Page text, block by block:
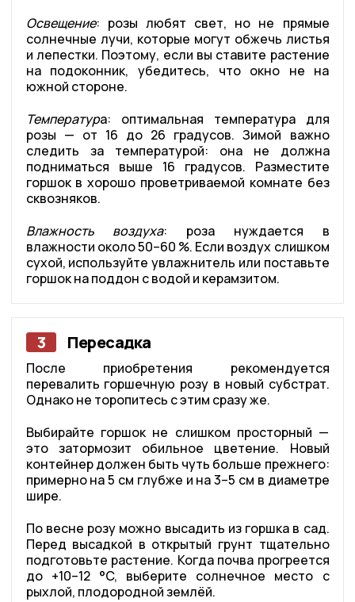
Освещение: розы любят свет, но не прямые
солнечные лучи, которые могут обжечь листья
и лепестки. Поэтому, если вы ставите растение
на подоконник, убедитесь, что окно не на
южной стороне.
Температура: оптимальная температура для
розы — от 16 до 26 градусов. Зимой важно
следить за температурой: она не должна
подниматься выше 16 градусов. Разместите
горшок в хорошо проветриваемой комнате без
сквозняков.
Влажность воздуха: роза нуждается в
влажности около 50–60 %. Если воздух слишком
сухой, используйте увлажнитель или поставьте
горшок на поддон с водой и керамзитом.
3 Пересадка
После приобретения рекомендуется
перевалить горшечную розу в новый субстрат.
Однако не торопитесь с этим сразу же.
Выбирайте горшок не слишком просторный —
это затормозит обильное цветение. Новый
контейнер должен быть чуть больше прежнего:
примерно на 5 см глубже и на 3–5 см в диаметре
шире.
По весне розу можно высадить из горшка в сад.
Перед высадкой в открытый грунт тщательно
подготовьте растение. Когда почва прогреется
до +10–12 °C, выберите солнечное место с
рыхлой, плодородной землёй.